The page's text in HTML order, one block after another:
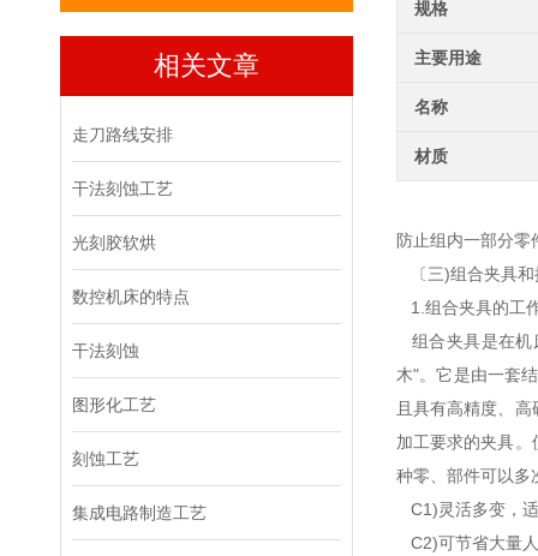
相关文章
走刀路线安排
干法刻蚀工艺
光刻胶软烘
数控机床的特点
干法刻蚀
图形化工艺
刻蚀工艺
集成电路制造工艺
规格
主要用途
名称
材质
防止组内一部分
〔三)组合夹具和
1.组合夹具的工
组合夹具是在机
木"。它是由一套
且具有高精度、 高
加工要求的夹具
种零、部件可以多
C1)灵活多变，
C2)可节省大量